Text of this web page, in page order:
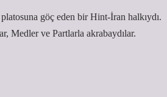
göç eden bir Hint-İran halkıydı.
Medler ve Partlarla akrabaydılar.